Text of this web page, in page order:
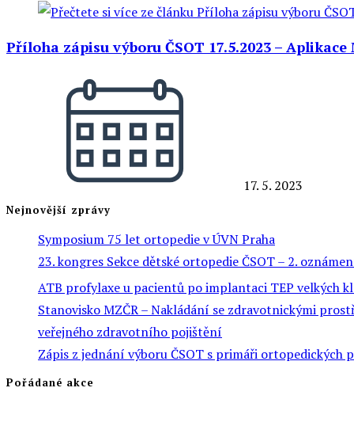
Příloha zápisu výboru ČSOT 17.5.2023 –
17. 5. 2023
Nejnovější zprávy
Symposium 75 let ortopedie v ÚVN Praha
23. kongres Sekce dětské ortopedie ČSOT – 2.
ATB profylaxe u pacientů po implantaci TEP velkých
Stanovisko MZČR – Nakládání se zdravotnickými
veřejného zdravotního pojištění
Zápis z jednání výboru ČSOT s primáři ortopedických
Pořádané akce